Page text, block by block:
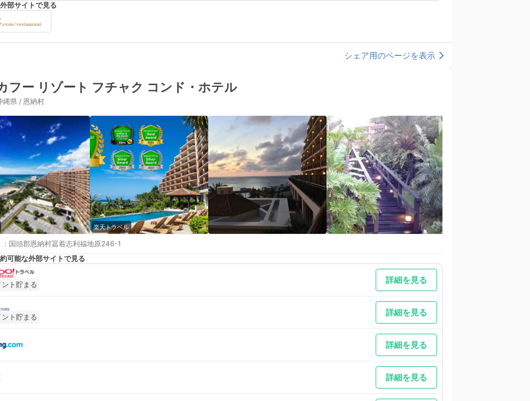
部サイトで見る
シェア用のページを表示
フー リゾート フチャク コンド・ホテル
縄県 / 恩納村
楽天トラベル
: 国頭郡恩納村冨着志利福地原246-1
可能な外部サイトで見る
ント貯まる 詳細を見る
ント貯まる 詳細を見る
詳細を見る
詳細を見る